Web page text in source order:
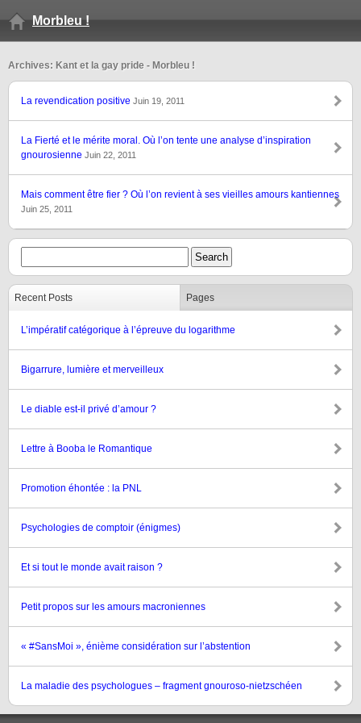
Morbleu !
Archives: Kant et la gay pride - Morbleu !
La revendication positive Juin 19, 2011
La Fierté et le mérite moral. Où l’on tente une analyse d’inspiration
gnourosienne Juin 22, 2011
Mais comment être fier ? Où l’on revient à ses vieilles amours kantiennes
Juin 25, 2011
Recent Posts Pages
L’impératif catégorique à l’épreuve du logarithme
Bigarrure, lumière et merveilleux
Le diable est-il privé d’amour ?
Lettre à Booba le Romantique
Promotion éhontée : la PNL
Psychologies de comptoir (énigmes)
Et si tout le monde avait raison ?
Petit propos sur les amours macroniennes
« #SansMoi », énième considération sur l’abstention
La maladie des psychologues – fragment gnouroso-nietzschéen